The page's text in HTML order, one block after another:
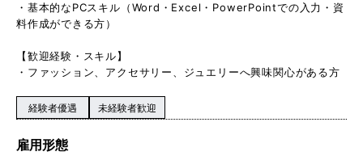
・基本的なPCスキル（Word・Excel・PowerPointでの入力・資
料作成ができる方）
【歓迎経験・スキル】
・ファッション、アクセサリー、ジュエリーへ興味関心がある方
経験者優遇 未経験者歓迎
雇用形態